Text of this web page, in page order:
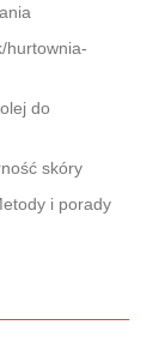
hurtownia-
do
skóry
i porady